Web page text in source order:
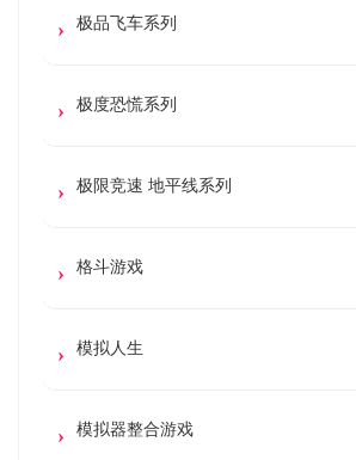
极品飞车系列
极度恐慌系列
极限竞速 地平线系列
格斗游戏
模拟人生
模拟器整合游戏